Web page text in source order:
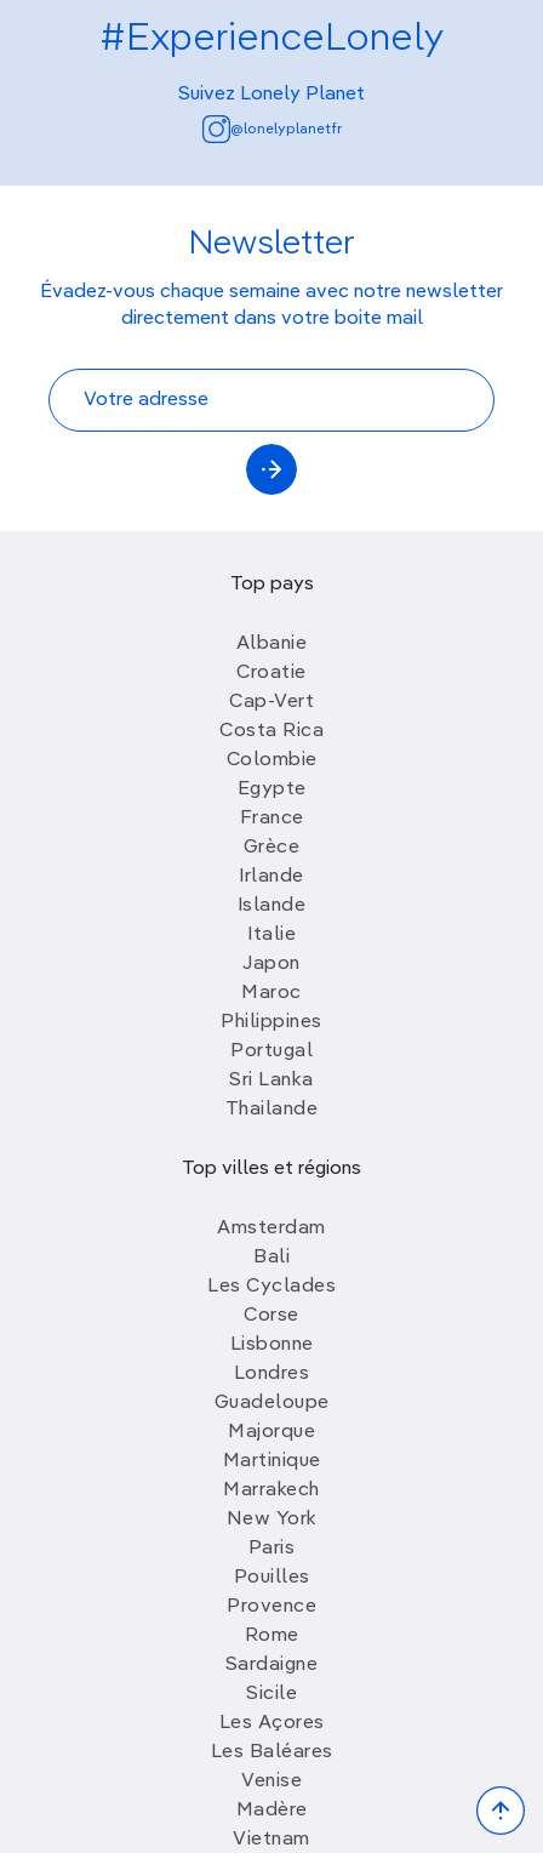
#ExperienceLonely
Suivez Lonely Planet
@lonelyplanetfr
to
Newsletter
Évadez-vous chaque semaine avec notre newsletter
directement dans votre boite mail
Top pays
Albanie
Croatie
Cap-Vert
Costa Rica
Colombie
Egypte
France
Grèce
Irlande
Islande
Italie
Japon
Maroc
Philippines
Portugal
Sri Lanka
Thailande
Top villes et régions
Amsterdam
Bali
Les Cyclades
Corse
Lisbonne
Londres
Guadeloupe
Majorque
Martinique
Marrakech
New York
Paris
Pouilles
Provence
Rome
Sardaigne
Sicile
Les Açores
Les Baléares
Venise
Madère
Vietnam